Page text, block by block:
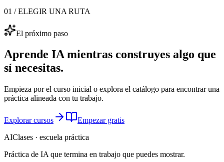
01 / ELEGIR UNA RUTA
El próximo paso
Aprende IA mientras construyes algo que
sí necesitas.
Empieza por el curso inicial o explora el catálogo para encontrar una
práctica alineada con tu trabajo.
Explorar cursos
Empezar gratis
AIClases · escuela práctica
Práctica de IA que termina en trabajo que puedes mostrar.